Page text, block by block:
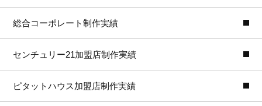
総合コーポレート制作実績
センチュリー21加盟店制作実績
ピタットハウス加盟店制作実績